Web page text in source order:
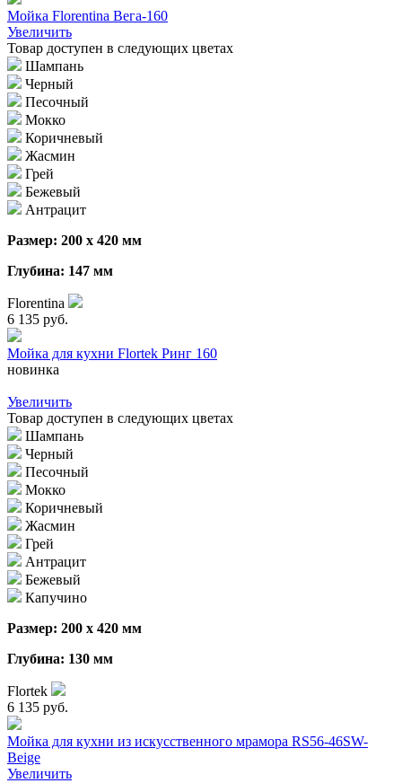
Мойка Florentina Вега-160
Увеличить
Товар доступен в следующих цветах
Шампань
Черный
Песочный
Мокко
Коричневый
Жасмин
Грей
Бежевый
Антрацит
Размер: 200 х 420 мм
Глубина: 147 мм
Florentina
6 135 руб.
Мойка для кухни Flortek Ринг 160
новинка
Увеличить
Товар доступен в следующих цветах
Шампань
Черный
Песочный
Мокко
Коричневый
Жасмин
Грей
Антрацит
Бежевый
Капучино
Размер: 200 х 420 мм
Глубина: 130 мм
Flortek
6 135 руб.
Мойка для кухни из искусственного мрамора RS56-46SW-
Beige
Увеличить